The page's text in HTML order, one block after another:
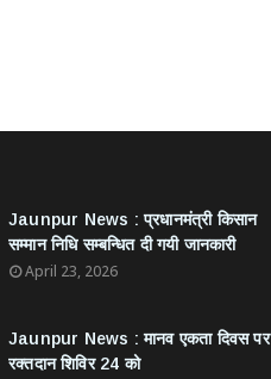
Jaunpur News : ​प्रधानमंत्री किसान
सम्मान निधि सम्बन्धित दी गयी जानकारी
April 23, 2026
Jaunpur News : ​मानव एकता दिवस पर
रक्तदान शिविर 24 को